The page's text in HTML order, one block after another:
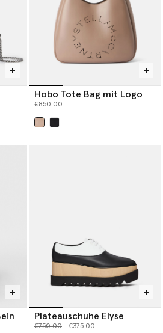
Hobo Tote Bag mit Logo
€850.00
Plateauschuhe Elyse
Preis reduziert von
€750.00bis€375.00